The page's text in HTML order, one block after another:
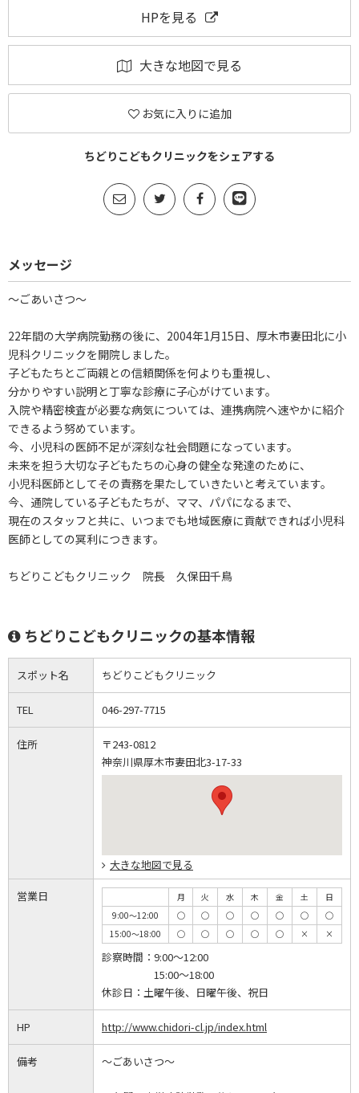
HPを見る
大きな地図で見る
お気に入りに追加
ちどりこどもクリニックをシェアする
メッセージ
～ごあいさつ～
22年間の大学病院勤務の後に、2004年1月15日、厚木市妻田北に小
児科クリニックを開院しました。
子どもたちとご両親との信頼関係を何よりも重視し、
分かりやすい説明と丁寧な診療に子心がけています。
入院や精密検査が必要な病気については、連携病院へ速やかに紹介
できるよう努めています。
今、小児科の医師不足が深刻な社会問題になっています。
未来を担う大切な子どもたちの心身の健全な発達のために、
小児科医師としてその責務を果たしていきたいと考えています。
今、通院している子どもたちが、ママ、パパになるまで、
現在のスタッフと共に、いつまでも地域医療に貢献できれば小児科
医師としての冥利につきます。
ちどりこどもクリニック 院長 久保田千鳥
ちどりこどもクリニックの基本情報
スポット名 ちどりこどもクリニック
TEL 046-297-7715
住所
〒243-0812
神奈川県厚木市妻田北3-17-33
大きな地図で見る
営業日 月 火 水 木 金 土
日
9:00～12:00
◯ ◯ ◯ ◯ ◯ ◯
◯
15:00～18:00
◯ ◯ ◯ ◯ ◯ × ×
診察時間： 9:00～12:00
15:00～18:00
休診日： 土曜午後、日曜午後、祝日
HP http://www.chidori-cl.jp/index.html
備考 ～ごあいさつ～